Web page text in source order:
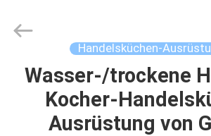
HAUS
PRODUKTE
equipments
limited.
Handelsküchen-
Wasser-/trockene
Kocher-
Ausrüstung von